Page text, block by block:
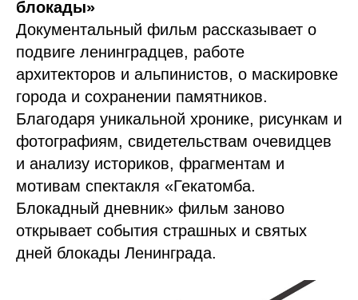
блокады»
Документальный фильм рассказывает о
подвиге ленинградцев, работе
архитекторов и альпинистов, о маскировке
города и сохранении памятников.
Благодаря уникальной хронике, рисункам и
фотографиям, свидетельствам очевидцев
и анализу историков, фрагментам и
мотивам спектакля «Гекатомба.
Блокадный дневник» фильм заново
открывает события страшных и святых
дней блокады Ленинграда.